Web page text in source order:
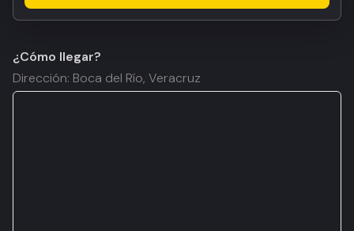
¿Cómo llegar?
Dirección: Boca del Río, Veracruz